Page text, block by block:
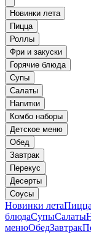
Новинки лета
Пицца
Роллы
Фри и закуски
Горячие блюда
Супы
Салаты
Напитки
Комбо наборы
Детское меню
Обед
Завтрак
Перекус
Десерты
Соусы
Новинки летаПицца
блюдаСупыСалаты
менюОбедЗавтрак